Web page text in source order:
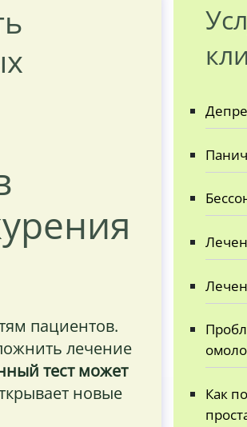
пациентов.
лечение
тест может
новые
Как